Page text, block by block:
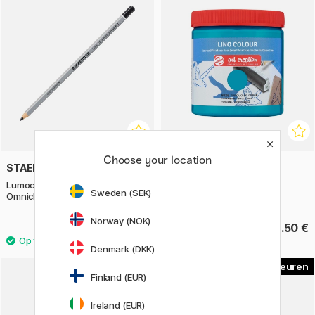
STAEDTLER
Lumocolor non-perm.
Omnichrom 108
2.90 €
ART CREATION
15.50 €
Choose your location
Sweden (SEK)
Norway (NOK)
Denmark (DKK)
Finland (EUR)
Ireland (EUR)